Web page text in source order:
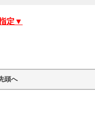
定▼
頭へ